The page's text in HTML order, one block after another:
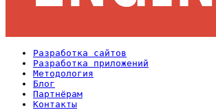
Разработка сайтов
Разработка приложений
Методология
Блог
Партнёрам
Контакты